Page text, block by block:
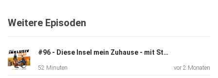
ein
einen
kurzen Exkurs nach Hollywood und die dort teils sehr
fragwürdigen
Weitere Episoden
#96 - Diese Insel mein Zuhause - mit Stefanie Körner
52 Minuten vor 2 Monaten